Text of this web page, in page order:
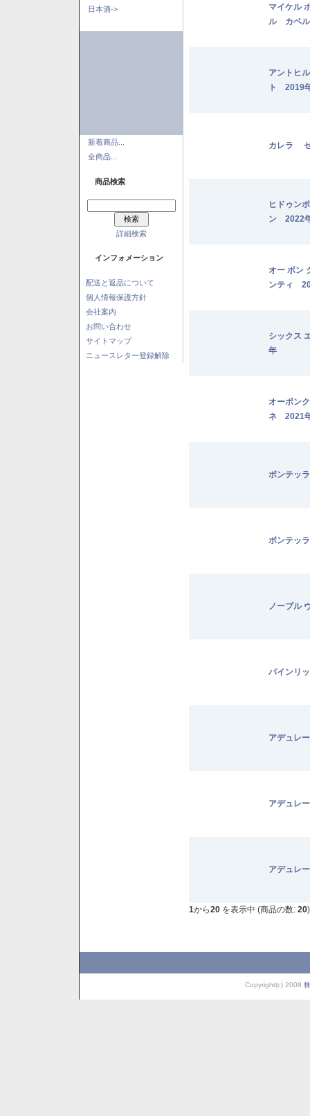
日本酒->
新着商品...
全商品...
商品検索
詳細検索
インフォメーション
配送と返品について
個人情報保護方針
会社案内
お問い合わせ
サイトマップ
ニュースレター登録解除
マイケル
ル カベ
アントヒ
ト 2019
カレラ
ヒドゥン
ン 2022
オー ボン
ンティ
シックス
年
オーボン
ネ 2021
ボンテッ
ボンテッ
ノーブル
パインリ
アデュレ
アデュレ
アデュレ
1から20 を表示中 (商品の数: 20)
Copyright(c) 2008